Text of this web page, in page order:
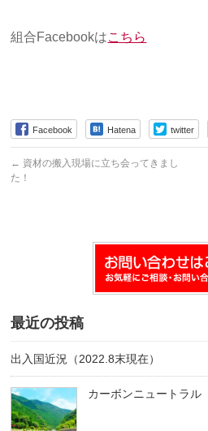
組合Facebookはこちら
Facebook Hatena twitter
← 資材の搬入現場に立ち会ってきまし
た！
最近の投稿
出入国近況（2022.8末現在）
カーボンニュートラル